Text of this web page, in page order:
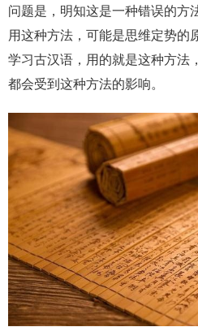
问题是，明知这是一种错误的方
用这种方法，可能是思维定势的
学习古汉语，用的就是这种方法
都会受到这种方法的影响。